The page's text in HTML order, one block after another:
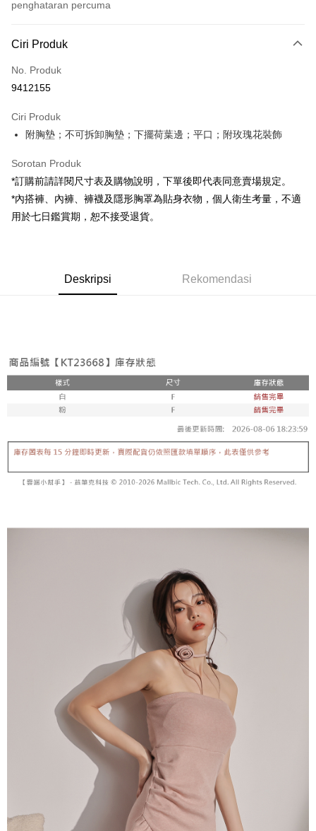
penghataran percuma
Kad Kredit (Bayaran Penuh)
Pengambilan di Kedai Serbaneka
Apple Pay
Google Pay
OP Pay Later
Deskripsi
pengguna Taiwan Mobile tanpa memerlukan permohonan tambahan.
disahkan.
Had kredit yang diluluskan, tempoh ansuran yang tersedia, dan yuran
yang dikenakan adalah tertakluk kepada maklumat yang dinyatakan
Jika transaksi tidak disahkan dalam masa 30 minit selepas pesanan
dibuat, atau jika permohonan gagal dalam proses semakan, pesanan
peringkat "semakan manual", ini bermakna kriteria pemarkahan sistem
pembayaran akan dihantar selepas kitaran bil bulanan.
Selepas mengakses bil melalui pautan dalam SMS, anda boleh
menyelesaikan pembayaran anda melalui salah satu saluran berikut: kod
bar kedai serbaneka, kedai runcit Taiwan Mobile, pemindahan bank,
JKOPay, atau iPASS MONEY.
Perkhidmatan ini disediakan oleh Taiwan Mobile Co., Ltd. (“Syarikat”),
yang membolehkan pelanggan membeli barangan atau perkhidmatan
melalui perkhidmatan ini pada masa transaksi. Hasil daripada pembelian
atau pembayaran ansuran akan dipindahkan oleh peniaga kepada
Syarikat, dan pelanggan hendaklah membuat pembayaran mengikut
perjanjian menggunakan sistem bil Syarikat.
Untuk memenuhi hubungan kontrak yang terjalin melalui persetujuan
penggunaan OP Pay Later, peniaga akan memberikan maklumat peribadi
anda (termasuk nama, nombor telefon, atau alamat) kepada Syarikat bagi
tujuan pengumpulan, pemprosesan dan penggunaan data yang
diperlukan untuk pengebilan ansuran, termasuk pengesahan,
Pertama, Mengenai Perkhidmatan AFTEE Beli Sekarang Bayar Kemudian
1. Dengan memilih AFTEE sebagai kaedah pembayaran, mesej
4. Setelah pesanan disahkan, anda akan menerima SMS pembayaran
manakala ahli aplikasi akan menerima pemberitahuan tolak aplikasi
5. Tiada bayaran diperlukan apabila anda menerima produk. Sila buat
pembayaran di empat kedai serbaneka utama, ATM atau perbankan
dalam talian dengan SMS pembayaran atau pemberitahuan tolak aplikasi
bagaimanapun, bagi mereka yang telah memuat turun Aplikasi AFTEE
dan mendaftar sebagai ahli AFTEE boleh menikmati tempoh pembayaran
Tempoh pembayaran dikira dari masa kedai meminta pembayaran anda,
menerima pesanan anda semasa tempoh pembayaran (cth.: produk
prapesanan atau produk yang mungkin mengambil masa yang lebih
lama untuk dihantar). Oleh itu, anda dikehendaki membuat pembayaran
kepada AFTEE dalam tempoh sama ada anda menerima pesanan.
1. Jumlah yang diperakui untuk pengguna kali pertama boleh sehingga
NT$10,000. Amaun diperakui sebenar yang diluluskan akan berdasarkan
keputusan pensijilan dan semakan oleh AFTEE.
2. Amaun perbelanjaan minimum mestilah lebih besar daripada NT$20.
3. Pada masa ini hanya tersedia untuk ahli Taiwan.
Ketiga, Syarat Perkhidmatan
Perkhidmatan AFTEE Beli Sekarang Bayar Kemudian disediakan oleh NP
Taiwan, Inc. dan AFTEE akan membuat bil kepada pengguna. AFTEE
akan menggunakan data peribadi yang dikumpul (termasuk nama
pembeli, no. telefon, nama penerima, no. telefon, alamat penerima) untuk
penggunaan perkhidmatan. Sila rujuk kepada "Penyata Pengumpulan
Data Peribadi, Pemprosesan, Penggunaan"
(https://aftee.tw/privacypolicy/) untuk maklumat lanjut.
Pemindahan ATM
NT$60/pesanan | Penghantaran percuma untuk pesanan
NT$1,800 atau lebih
付款後全家取貨
NT$60/pesanan | Penghantaran percuma untuk pesanan
NT$1,600 atau lebih
已關閉，請勿下單
NT$60/pesanan | Penghantaran percuma untuk pesanan
NT$60/pesanan | Penghantaran percuma untuk pesanan
NT$1,600 atau lebih
NT$100/pesanan | Penghantaran percuma untuk pesanan
NT$2,500 atau lebih
Kadar Penghantaran
Ciri Produk
No. Produk
9412155
Ciri Produk
附胸墊；不可拆卸胸墊；下擺荷葉邊；平口；附玫瑰花裝飾
Sorotan Produk
*訂購前請詳閱尺寸表及購物說明，下單後即代表同意賣場規定。
*內搭褲、內褲、褲襪及隱形胸罩為貼身衣物，個人衛生考量，不適
用於七日鑑賞期，恕不接受退貨。
Deskripsi Rekomendasi